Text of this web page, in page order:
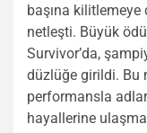
başına
netleşti. Büyük
Survivor’da,
düzlüğe girildi. Bu
performansla
hayallerine